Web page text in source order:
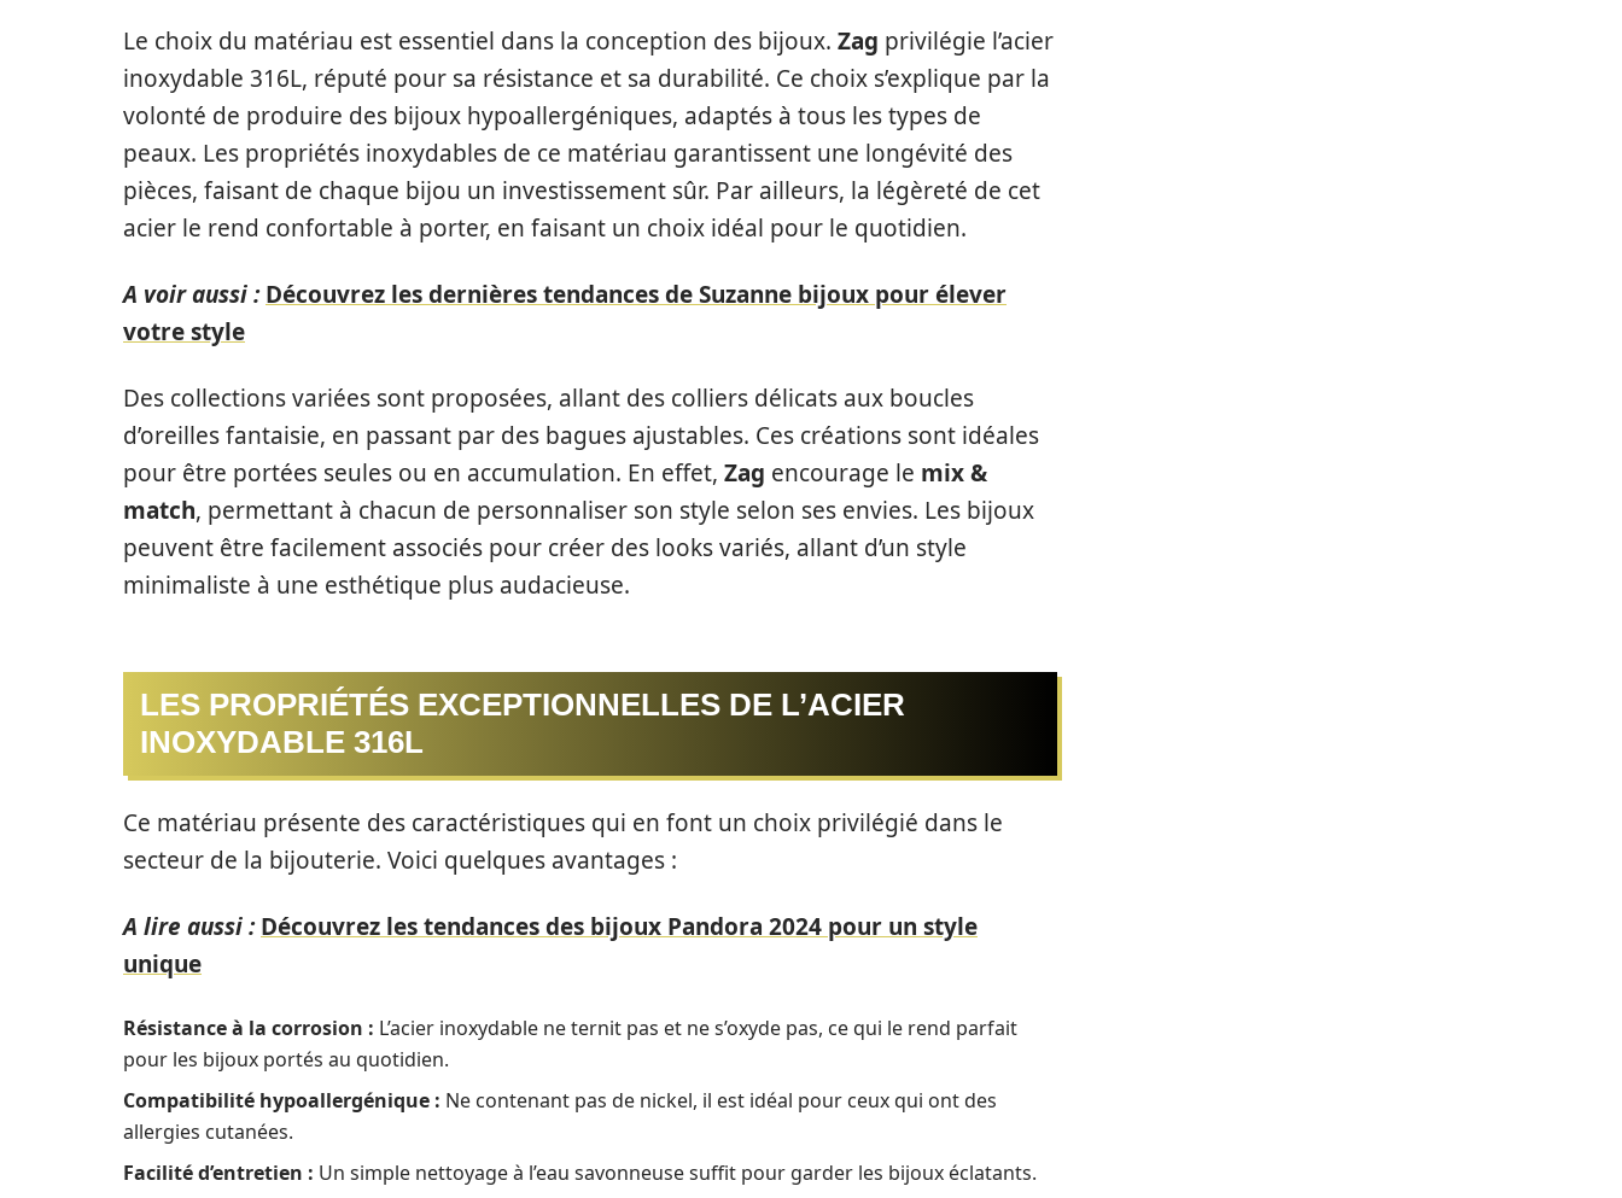
Le choix du matériau est essentiel dans la conception des bijoux. Zag privilégie l’acier
inoxydable 316L, réputé pour sa résistance et sa durabilité. Ce choix s’explique par la
volonté de produire des bijoux hypoallergéniques, adaptés à tous les types de
peaux. Les propriétés inoxydables de ce matériau garantissent une longévité des
pièces, faisant de chaque bijou un investissement sûr. Par ailleurs, la légèreté de cet
acier le rend confortable à porter, en faisant un choix idéal pour le quotidien.
A voir aussi : Découvrez les dernières tendances de Suzanne bijoux pour élever
votre style
Des collections variées sont proposées, allant des colliers délicats aux boucles
d’oreilles fantaisie, en passant par des bagues ajustables. Ces créations sont idéales
pour être portées seules ou en accumulation. En effet, Zag encourage le mix &
match, permettant à chacun de personnaliser son style selon ses envies. Les bijoux
peuvent être facilement associés pour créer des looks variés, allant d’un style
minimaliste à une esthétique plus audacieuse.
LES PROPRIÉTÉS EXCEPTIONNELLES DE L’ACIER
INOXYDABLE 316L
Ce matériau présente des caractéristiques qui en font un choix privilégié dans le
secteur de la bijouterie. Voici quelques avantages :
A lire aussi : Découvrez les tendances des bijoux Pandora 2024 pour un style
unique
Résistance à la corrosion : L’acier inoxydable ne ternit pas et ne s’oxyde pas, ce qui le rend parfait
pour les bijoux portés au quotidien.
Compatibilité hypoallergénique : Ne contenant pas de nickel, il est idéal pour ceux qui ont des
allergies cutanées.
Facilité d’entretien : Un simple nettoyage à l’eau savonneuse suffit pour garder les bijoux éclatants.